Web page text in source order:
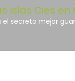
Islas Cies
el secreto mejor